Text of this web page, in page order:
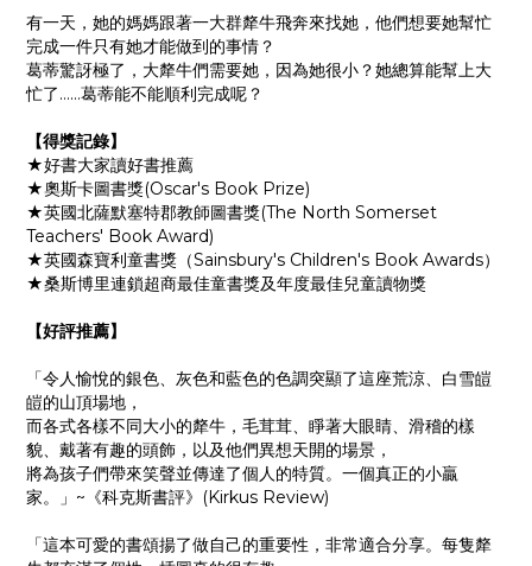
有一天，她的媽媽跟著一大群犛牛飛奔來找她，他們想要她幫忙
完成一件只有她才能做到的事情？
葛蒂驚訝極了，大犛牛們需要她，因為她很小？她總算能幫上大
忙了……葛蒂能不能順利完成呢？
【得獎記錄】
★好書大家讀好書推薦
★奧斯卡圖書獎(Oscar's Book Prize)
★英國北薩默塞特郡教師圖書獎(The North Somerset
Teachers' Book Award)
★英國森寶利童書獎（Sainsbury's Children's Book Awards）
★桑斯博里連鎖超商最佳童書獎及年度最佳兒童讀物獎
【好評推薦】
「令人愉悅的銀色、灰色和藍色的色調突顯了這座荒涼、白雪皚
皚的山頂場地，
而各式各樣不同大小的犛牛，毛茸茸、睜著大眼睛、滑稽的樣
貌、戴著有趣的頭飾，以及他們異想天開的場景，
將為孩子們帶來笑聲並傳達了個人的特質。一個真正的小贏
家。」~《科克斯書評》(Kirkus Review)
「這本可愛的書頌揚了做自己的重要性，非常適合分享。 每隻犛